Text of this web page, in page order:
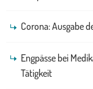
Corona: Ausgabe
Engpässe bei
Tätigkeit